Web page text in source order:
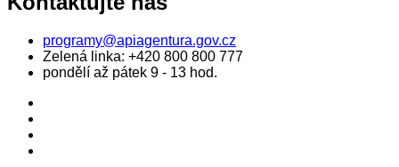
programy@apiagentura.gov.cz
Zelená linka: +420 800 800 777
pondělí až pátek 9 - 13 hod.